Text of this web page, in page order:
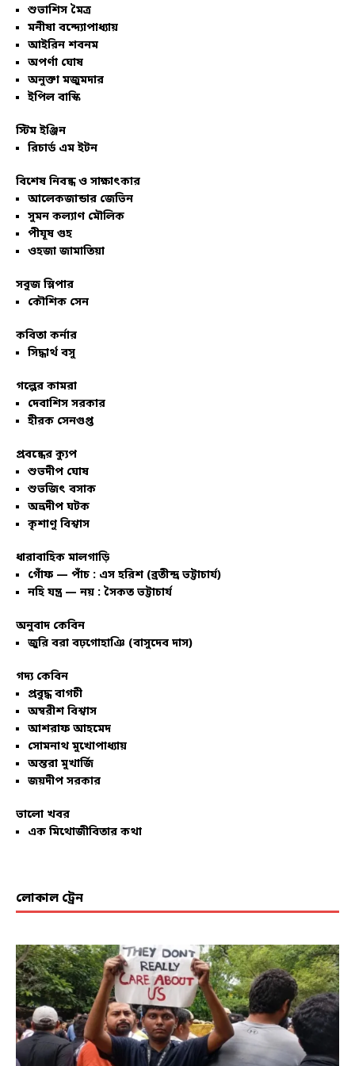
শুভাশিস মৈত্র
মনীষা বন্দ্যোপাধ্যায়
আইরিন শবনম
অপর্ণা ঘোষ
অনুক্তা মজুমদার
ইপিল বাস্কি
স্টিম ইঞ্জিন
রিচার্ড এম ইটন
বিশেষ নিবন্ধ ও সাক্ষাৎকার
আলেকজান্ডার জেভিন
সুমন কল্যাণ মৌলিক
পীযূষ গুহ
ওহজা জামাতিয়া
সবুজ স্লিপার
কৌশিক সেন
কবিতা কর্নার
সিদ্ধার্থ বসু
গল্পের কামরা
দেবাশিস সরকার
হীরক সেনগুপ্ত
প্রবন্ধের ক্যুপ
শুভদীপ ঘোষ
শুভজিৎ বসাক
অভ্রদীপ ঘটক
কৃশাণু বিশ্বাস
ধারাবাহিক মালগাড়ি
গোঁফ — পাঁচ : এস হরিশ (ব্রতীন্দ্র ভট্টাচার্য)
নহি যন্ত্র — নয় : সৈকত ভট্টাচার্য
অনুবাদ কেবিন
জুরি বরা বঢ়গোহাঞি (বাসুদেব দাস)
গদ্য কেবিন
প্রবুদ্ধ বাগচী
অম্বরীশ বিশ্বাস
আশরাফ আহমেদ
সোমনাথ মুখোপাধ্যায়
অন্তরা মুখার্জি
জয়দীপ সরকার
ভালো খবর
এক মিথোজীবিতার কথা
লোকাল ট্রেন